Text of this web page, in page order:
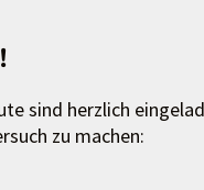
sind herzlich
zu machen: